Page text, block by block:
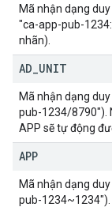
Mã nhận dạng
"ca-app-pub-
nhãn).
AD UNIT
Mã nhận dạng
pub-1234/8790").
APP sẽ tự động
APP
Mã nhận dạng
pub-1234~1234").